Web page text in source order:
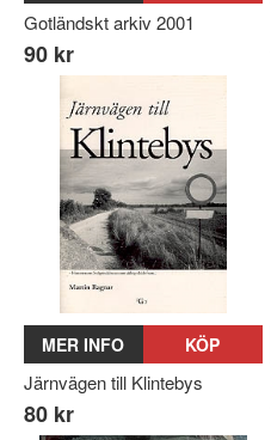
Gotländskt arkiv 2001
90 kr
MER INFO KÖP
Järnvägen till Klintebys
80 kr